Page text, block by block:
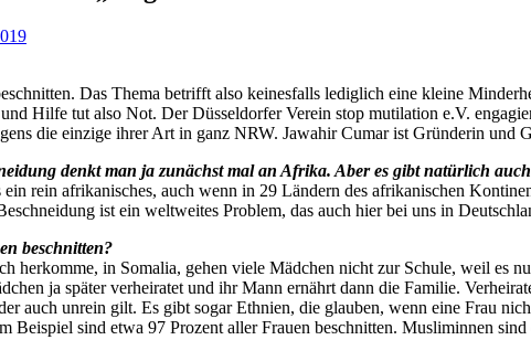
Das Thema betrifft also keinesfalls lediglich eine kleine
Hilfe tut also Not. Der Düsseldorfer Verein stop mutilation e.V.
die einzige ihrer Art in ganz NRW. Jawahir Cumar ist Gründerin und
denkt man ja zunächst mal an Afrika. Aber es gibt natürlich
rein afrikanisches, auch wenn in 29 Ländern des afrikanischen
ist ein weltweites Problem, das auch hier bei uns in
beschnitten?
herkomme, in Somalia, gehen viele Mädchen nicht zur Schule, weil es
ja später verheiratet und ihr Mann ernährt dann die Familie.
auch unrein gilt. Es gibt sogar Ethnien, die glauben, wenn eine Frau
Beispiel sind etwa 97 Prozent aller Frauen beschnitten. Musliminnen